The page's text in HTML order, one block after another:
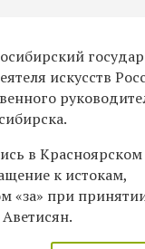
искусств
в Красноярском
к истокам,
«за» при